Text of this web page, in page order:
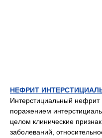
НЕФРИТ
Интерстициальный
поражением
целом клинические
заболеваний,